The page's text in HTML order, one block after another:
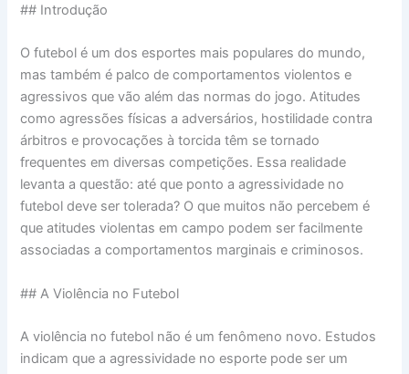
## Introdução
O futebol é um dos esportes mais populares do mundo,
mas também é palco de comportamentos violentos e
agressivos que vão além das normas do jogo. Atitudes
como agressões físicas a adversários, hostilidade contra
árbitros e provocações à torcida têm se tornado
frequentes em diversas competições. Essa realidade
levanta a questão: até que ponto a agressividade no
futebol deve ser tolerada? O que muitos não percebem é
que atitudes violentas em campo podem ser facilmente
associadas a comportamentos marginais e criminosos.
## A Violência no Futebol
A violência no futebol não é um fenômeno novo. Estudos
indicam que a agressividade no esporte pode ser um